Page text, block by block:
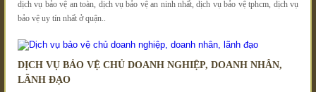
dịch vụ bảo vệ an toàn, dịch vụ bảo vệ an ninh nhất, dịch vụ bảo vệ tphcm, dịch vụ
bảo vệ uy tín nhất ở quận..
DỊCH VỤ BẢO VỆ CHỦ DOANH NGHIỆP, DOANH NHÂN,
LÃNH ĐẠO